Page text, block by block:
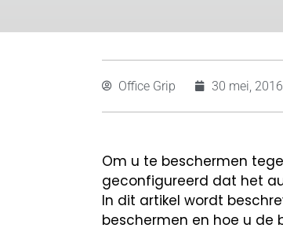
Office Grip 30 mei, 2016
Om u te beschermen
geconfigureerd dat het
In dit artikel wordt
beschermen en hoe u de